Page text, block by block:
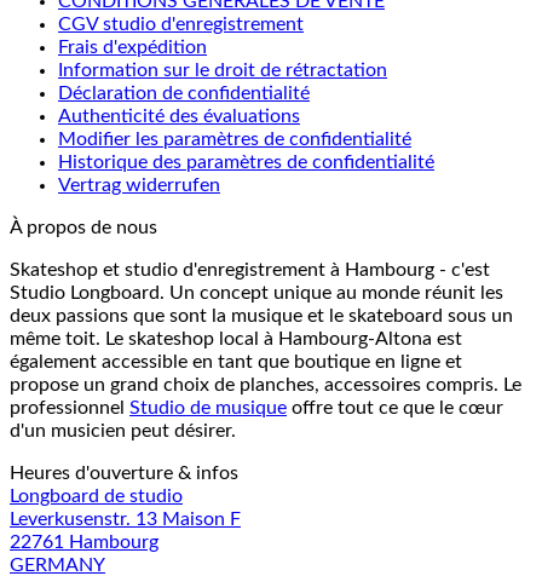
CGV studio d'enregistrement
Frais d'expédition
Information sur le droit de rétractation
Déclaration de confidentialité
Authenticité des évaluations
Modifier les paramètres de confidentialité
Historique des paramètres de confidentialité
Vertrag widerrufen
À propos de nous
Skateshop et studio d'enregistrement à Hambourg - c'est
Studio Longboard. Un concept unique au monde réunit les
deux passions que sont la musique et le skateboard sous un
même toit. Le skateshop local à Hambourg-Altona est
également accessible en tant que boutique en ligne et
propose un grand choix de planches, accessoires compris. Le
professionnel Studio de musique offre tout ce que le cœur
d'un musicien peut désirer.
Heures d'ouverture & infos
Longboard de studio
Leverkusenstr. 13 Maison F
22761 Hambourg
GERMANY